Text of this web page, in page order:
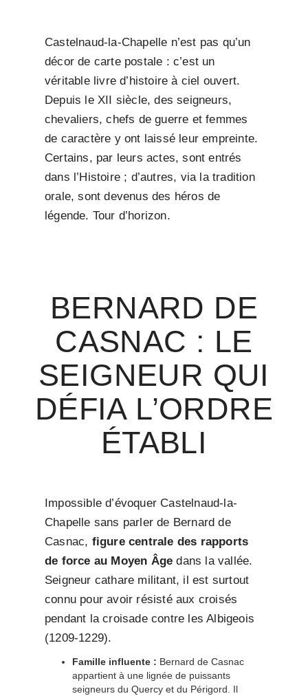
Castelnaud-la-Chapelle n’est pas qu’un
décor de carte postale : c’est un
véritable livre d’histoire à ciel ouvert.
Depuis le XII siècle, des seigneurs,
chevaliers, chefs de guerre et femmes
de caractère y ont laissé leur empreinte.
Certains, par leurs actes, sont entrés
dans l’Histoire ; d’autres, via la tradition
orale, sont devenus des héros de
légende. Tour d’horizon.
BERNARD DE
CASNAC : LE
SEIGNEUR QUI
DÉFIA L’ORDRE
ÉTABLI
Impossible d’évoquer Castelnaud-la-
Chapelle sans parler de Bernard de
Casnac, figure centrale des rapports
de force au Moyen Âge dans la vallée.
Seigneur cathare militant, il est surtout
connu pour avoir résisté aux croisés
pendant la croisade contre les Albigeois
(1209-1229).
Famille influente : Bernard de Casnac
appartient à une lignée de puissants
seigneurs du Quercy et du Périgord. Il